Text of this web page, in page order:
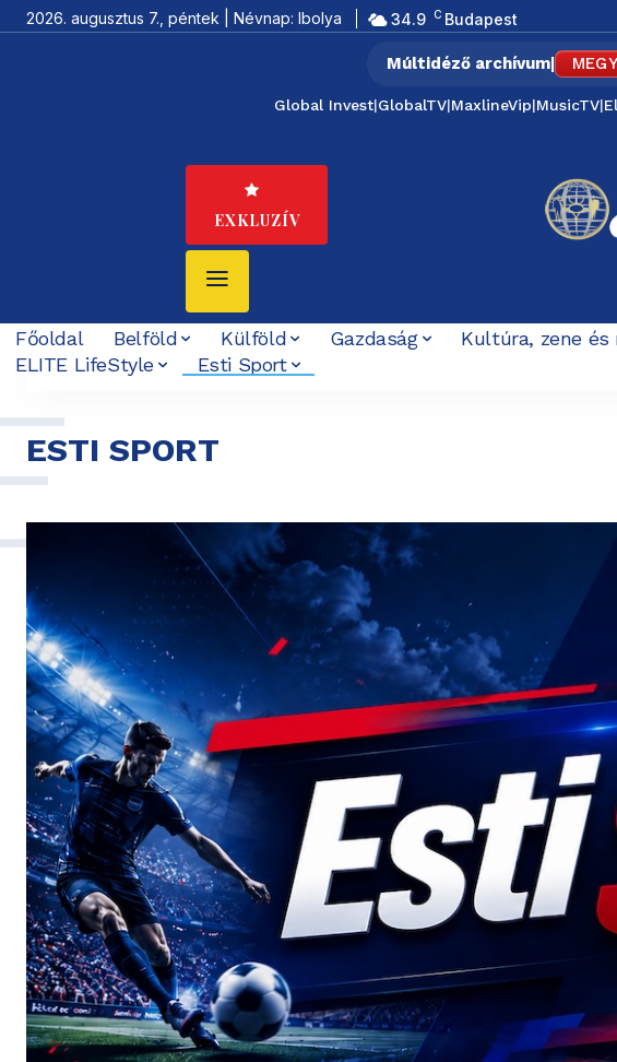
2026. augusztus 7., péntek | Névnap: Ibolya 34.9 C Budapest
Múltidéző archívum|
Global Invest|GlobalTV|MaxlineVip|MusicTV|
EXKLUZÍV
Főoldal Belföld Külföld Gazdaság Kultúra, zene és
ELITE LifeStyle
Esti Sport
ESTI SPORT